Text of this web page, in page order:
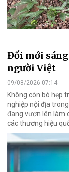
Đổi mới
người Việt
09/08/2026 07:14
Không còn bó hẹp
nghiệp nội địa
đang vươn lên làm
các thương hiệu